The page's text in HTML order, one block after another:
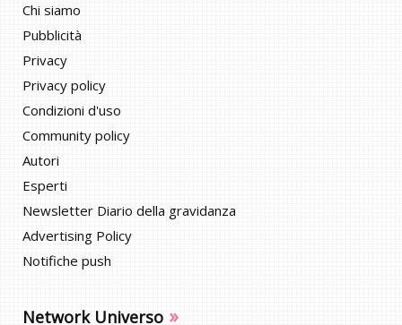
Chi siamo
Pubblicità
Privacy
Privacy policy
Condizioni d'uso
Community policy
Autori
Esperti
Newsletter Diario della gravidanza
Advertising Policy
Notifiche push
Network Universo »